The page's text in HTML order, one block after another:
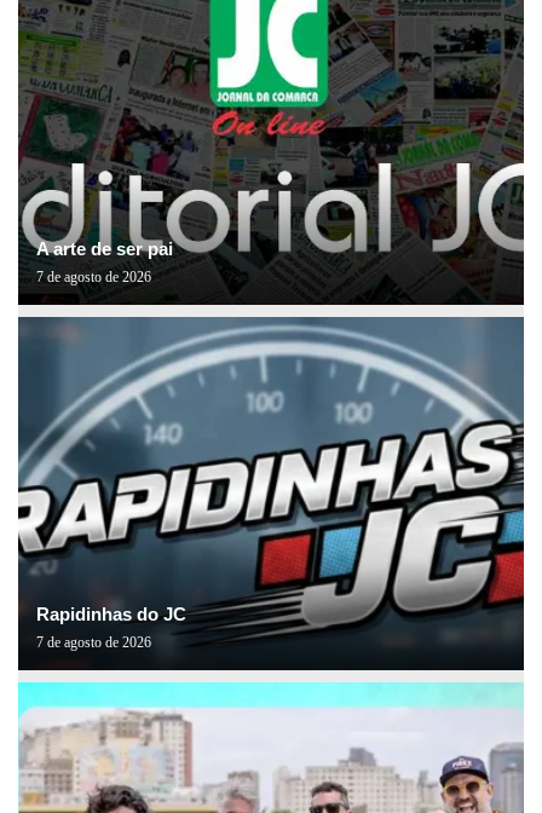
A arte de ser pai
7 de agosto de 2026
Rapidinhas do JC
7 de agosto de 2026